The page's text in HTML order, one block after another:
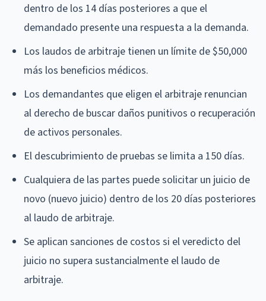
dentro de los 14 días posteriores a que el
demandado presente una respuesta a la demanda.
Los laudos de arbitraje tienen un límite de $50,000
más los beneficios médicos.
Los demandantes que eligen el arbitraje renuncian
al derecho de buscar daños punitivos o recuperación
de activos personales.
El descubrimiento de pruebas se limita a 150 días.
Cualquiera de las partes puede solicitar un juicio de
novo (nuevo juicio) dentro de los 20 días posteriores
al laudo de arbitraje.
Se aplican sanciones de costos si el veredicto del
juicio no supera sustancialmente el laudo de
arbitraje.